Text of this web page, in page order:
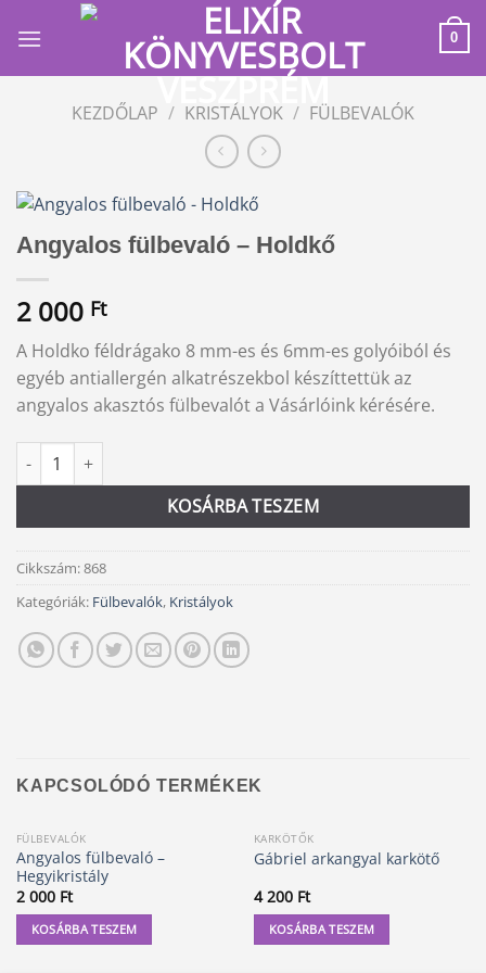
0
KEZDŐLAP / KRISTÁLYOK / FÜLBEVALÓK
Angyalos fülbevaló – Holdkő
2 000 Ft
A Holdko féldrágako 8 mm-es és 6mm-es golyóiból és
egyéb antiallergén alkatrészekbol készíttettük az
angyalos akasztós fülbevalót a Vásárlóink kérésére.
Angyalos fülbevaló - Holdkő mennyiség
KOSÁRBA TESZEM
Alternative:
Cikkszám:868
Kategóriák: Fülbevalók, Kristályok
KAPCSOLÓDÓ TERMÉKEK
FÜLBEVALÓK
Angyalos fülbevaló –
Hegyikristály
2 000 Ft
KOSÁRBA TESZEM
KARKÖTŐK
Gábriel arkangyal karkötő
4 200 Ft
KOSÁRBA TESZEM